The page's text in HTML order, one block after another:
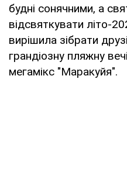
будні сонячними, а
відсвяткувати літо-
вирішила зібрати
грандіозну пляжну
мегамікс "Маракуйя".